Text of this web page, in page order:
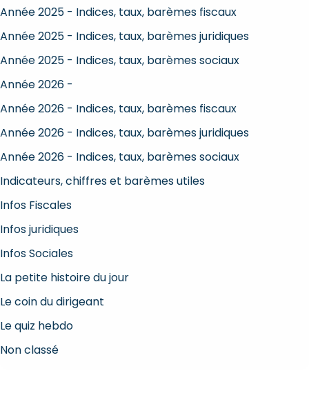
Année 2025 - Indices, taux, barèmes fiscaux
Année 2025 - Indices, taux, barèmes juridiques
Année 2025 - Indices, taux, barèmes sociaux
Année 2026 -
Année 2026 - Indices, taux, barèmes fiscaux
Année 2026 - Indices, taux, barèmes juridiques
Année 2026 - Indices, taux, barèmes sociaux
Indicateurs, chiffres et barèmes utiles
Infos Fiscales
Infos juridiques
Infos Sociales
La petite histoire du jour
Le coin du dirigeant
Le quiz hebdo
Non classé